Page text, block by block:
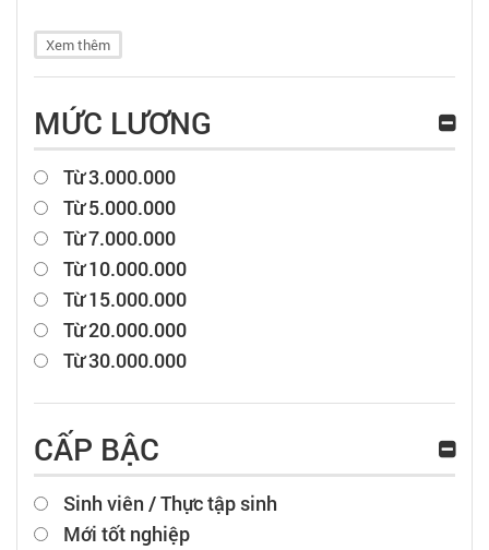
Xem thêm
MỨC LƯƠNG
Từ 3.000.000
Từ 5.000.000
Từ 7.000.000
Từ 10.000.000
Từ 15.000.000
Từ 20.000.000
Từ 30.000.000
CẤP BẬC
Sinh viên / Thực tập sinh
Mới tốt nghiệp